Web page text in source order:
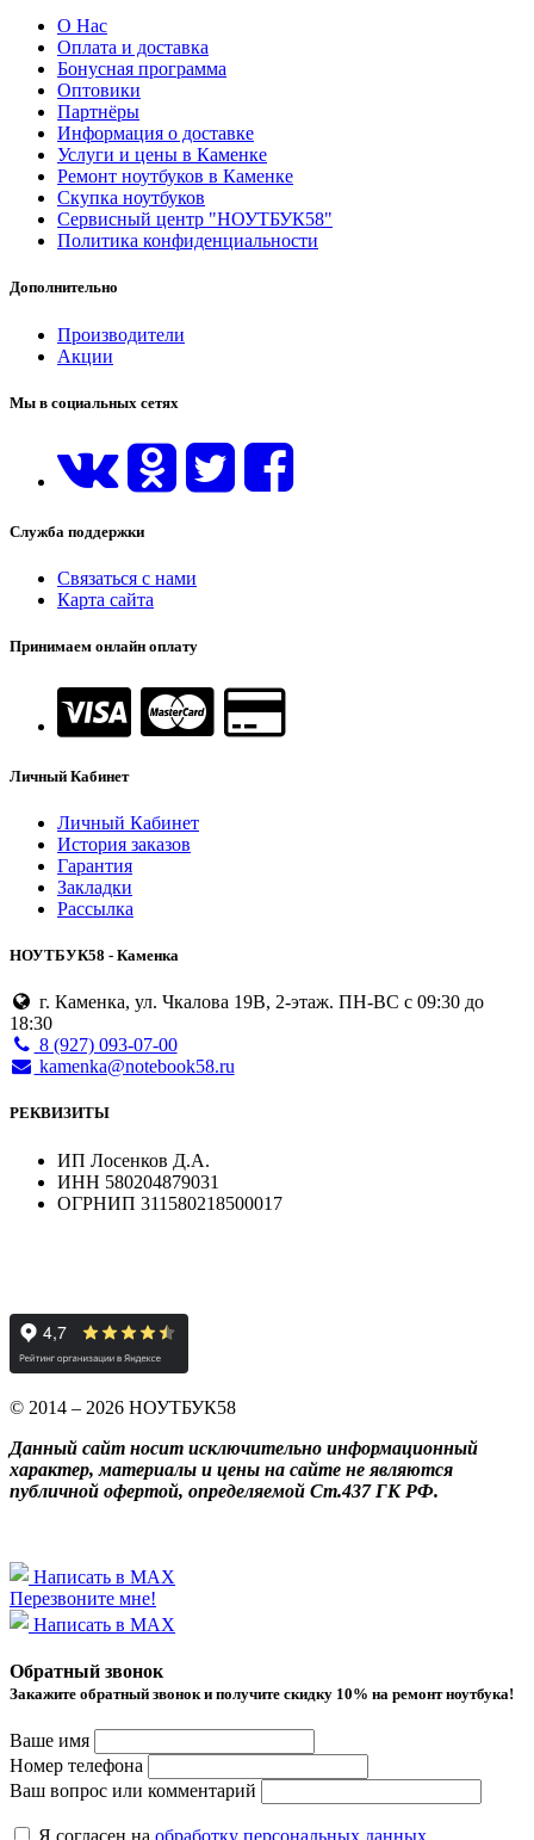
О Нас
Оплата и доставка
Бонусная программа
Оптовики
Партнёры
Информация о доставке
Услуги и цены в Каменке
Ремонт ноутбуков в Каменке
Скупка ноутбуков
Сервисный центр "НОУТБУК58"
Политика конфиденциальности
Дополнительно
Производители
Акции
Мы в социальных сетях
Служба поддержки
Связаться с нами
Карта сайта
Принимаем онлайн оплату
Личный Кабинет
Личный Кабинет
История заказов
Гарантия
Закладки
Рассылка
НОУТБУК58 - Каменка
г. Каменка, ул. Чкалова 19В, 2-этаж. ПН-ВС с 09:30 до
18:30
8 (927) 093-07-00
kamenka@notebook58.ru
РЕКВИЗИТЫ
ИП Лосенков Д.А.
ИНН 580204879031
ОГРНИП 311580218500017
© 2014 – 2026 НОУТБУК58
Данный сайт носит исключительно информационный
характер, материалы и цены на сайте не являются
публичной офертой, определяемой Ст.437 ГК РФ.
Написать в MAX
Перезвоните мне!
Написать в MAX
Обратный звонок
Закажите обратный звонок и получитe скидку 10% на ремонт ноутбука!
Ваше имя
Номер телефона
Ваш вопрос или комментарий